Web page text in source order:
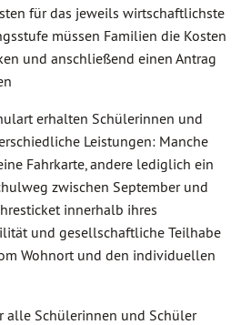
für das jeweils wirtschaftlichste
müssen Familien die Kosten
und anschließend einen Antrag
erhalten Schülerinnen und
Leistungen: Manche
Fahrkarte, andere lediglich ein
zwischen September und
innerhalb ihres
und gesellschaftliche Teilhabe
Wohnort und den individuellen
alle Schülerinnen und Schüler